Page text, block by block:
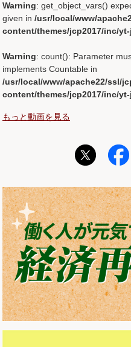
Warning: get_object_vars()
given in /usr/local/www/
content/themes/jcp2017/inc/
Warning: count(): Parameter
implements Countable in
/usr/local/www/apache22/ssl/
content/themes/jcp2017/inc/
もっと動画を見る